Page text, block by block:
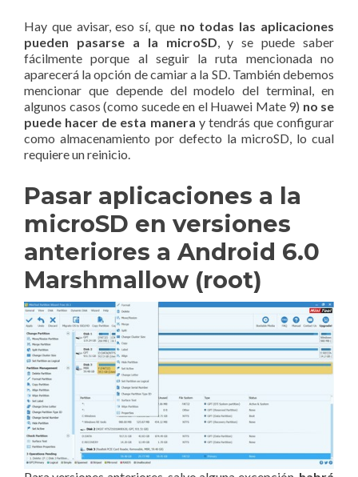
Hay que avisar, eso sí, que no todas las aplicaciones
pueden pasarse a la microSD, y se puede saber
fácilmente porque al seguir la ruta mencionada no
aparecerá la opción de camiar a la SD. También debemos
mencionar que depende del modelo del terminal, en
algunos casos (como sucede en el Huawei Mate 9) no se
puede hacer de esta manera y tendrás que configurar
como almacenamiento por defecto la microSD, lo cual
requiere un reinicio.
Pasar aplicaciones a la
microSD en versiones
anteriores a Android 6.0
Marshmallow (root)